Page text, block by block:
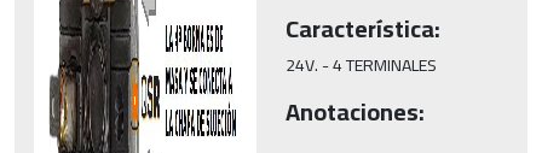
Característica:
24V. - 4 TERMINALES
Anotaciones: